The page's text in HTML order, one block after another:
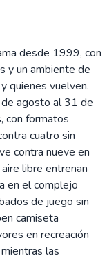
desde 1999, con
y un ambiente de
quienes vuelven.
agosto al 31 de
con formatos
cuatro sin
contra nueve en
libre entrenan
en el complejo
de juego sin
camiseta
en recreación
las